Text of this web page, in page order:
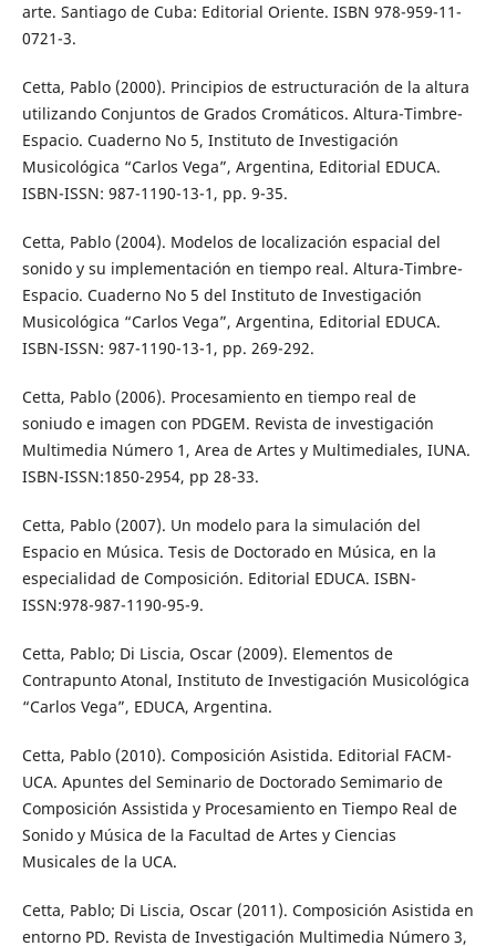
arte. Santiago de Cuba: Editorial Oriente. ISBN 978-959-11-
0721-3.
Cetta, Pablo (2000). Principios de estructuración de la altura
utilizando Conjuntos de Grados Cromáticos. Altura-Timbre-
Espacio. Cuaderno No 5, Instituto de Investigación
Musicológica “Carlos Vega”, Argentina, Editorial EDUCA.
ISBN-ISSN: 987-1190-13-1, pp. 9-35.
Cetta, Pablo (2004). Modelos de localización espacial del
sonido y su implementación en tiempo real. Altura-Timbre-
Espacio. Cuaderno No 5 del Instituto de Investigación
Musicológica “Carlos Vega”, Argentina, Editorial EDUCA.
ISBN-ISSN: 987-1190-13-1, pp. 269-292.
Cetta, Pablo (2006). Procesamiento en tiempo real de
soniudo e imagen con PDGEM. Revista de investigación
Multimedia Número 1, Area de Artes y Multimediales, IUNA.
ISBN-ISSN:1850-2954, pp 28-33.
Cetta, Pablo (2007). Un modelo para la simulación del
Espacio en Música. Tesis de Doctorado en Música, en la
especialidad de Composición. Editorial EDUCA. ISBN-
ISSN:978-987-1190-95-9.
Cetta, Pablo; Di Liscia, Oscar (2009). Elementos de
Contrapunto Atonal, Instituto de Investigación Musicológica
“Carlos Vega”, EDUCA, Argentina.
Cetta, Pablo (2010). Composición Asistida. Editorial FACM-
UCA. Apuntes del Seminario de Doctorado Semimario de
Composición Assistida y Procesamiento en Tiempo Real de
Sonido y Música de la Facultad de Artes y Ciencias
Musicales de la UCA.
Cetta, Pablo; Di Liscia, Oscar (2011). Composición Asistida en
entorno PD. Revista de Investigación Multimedia Número 3,